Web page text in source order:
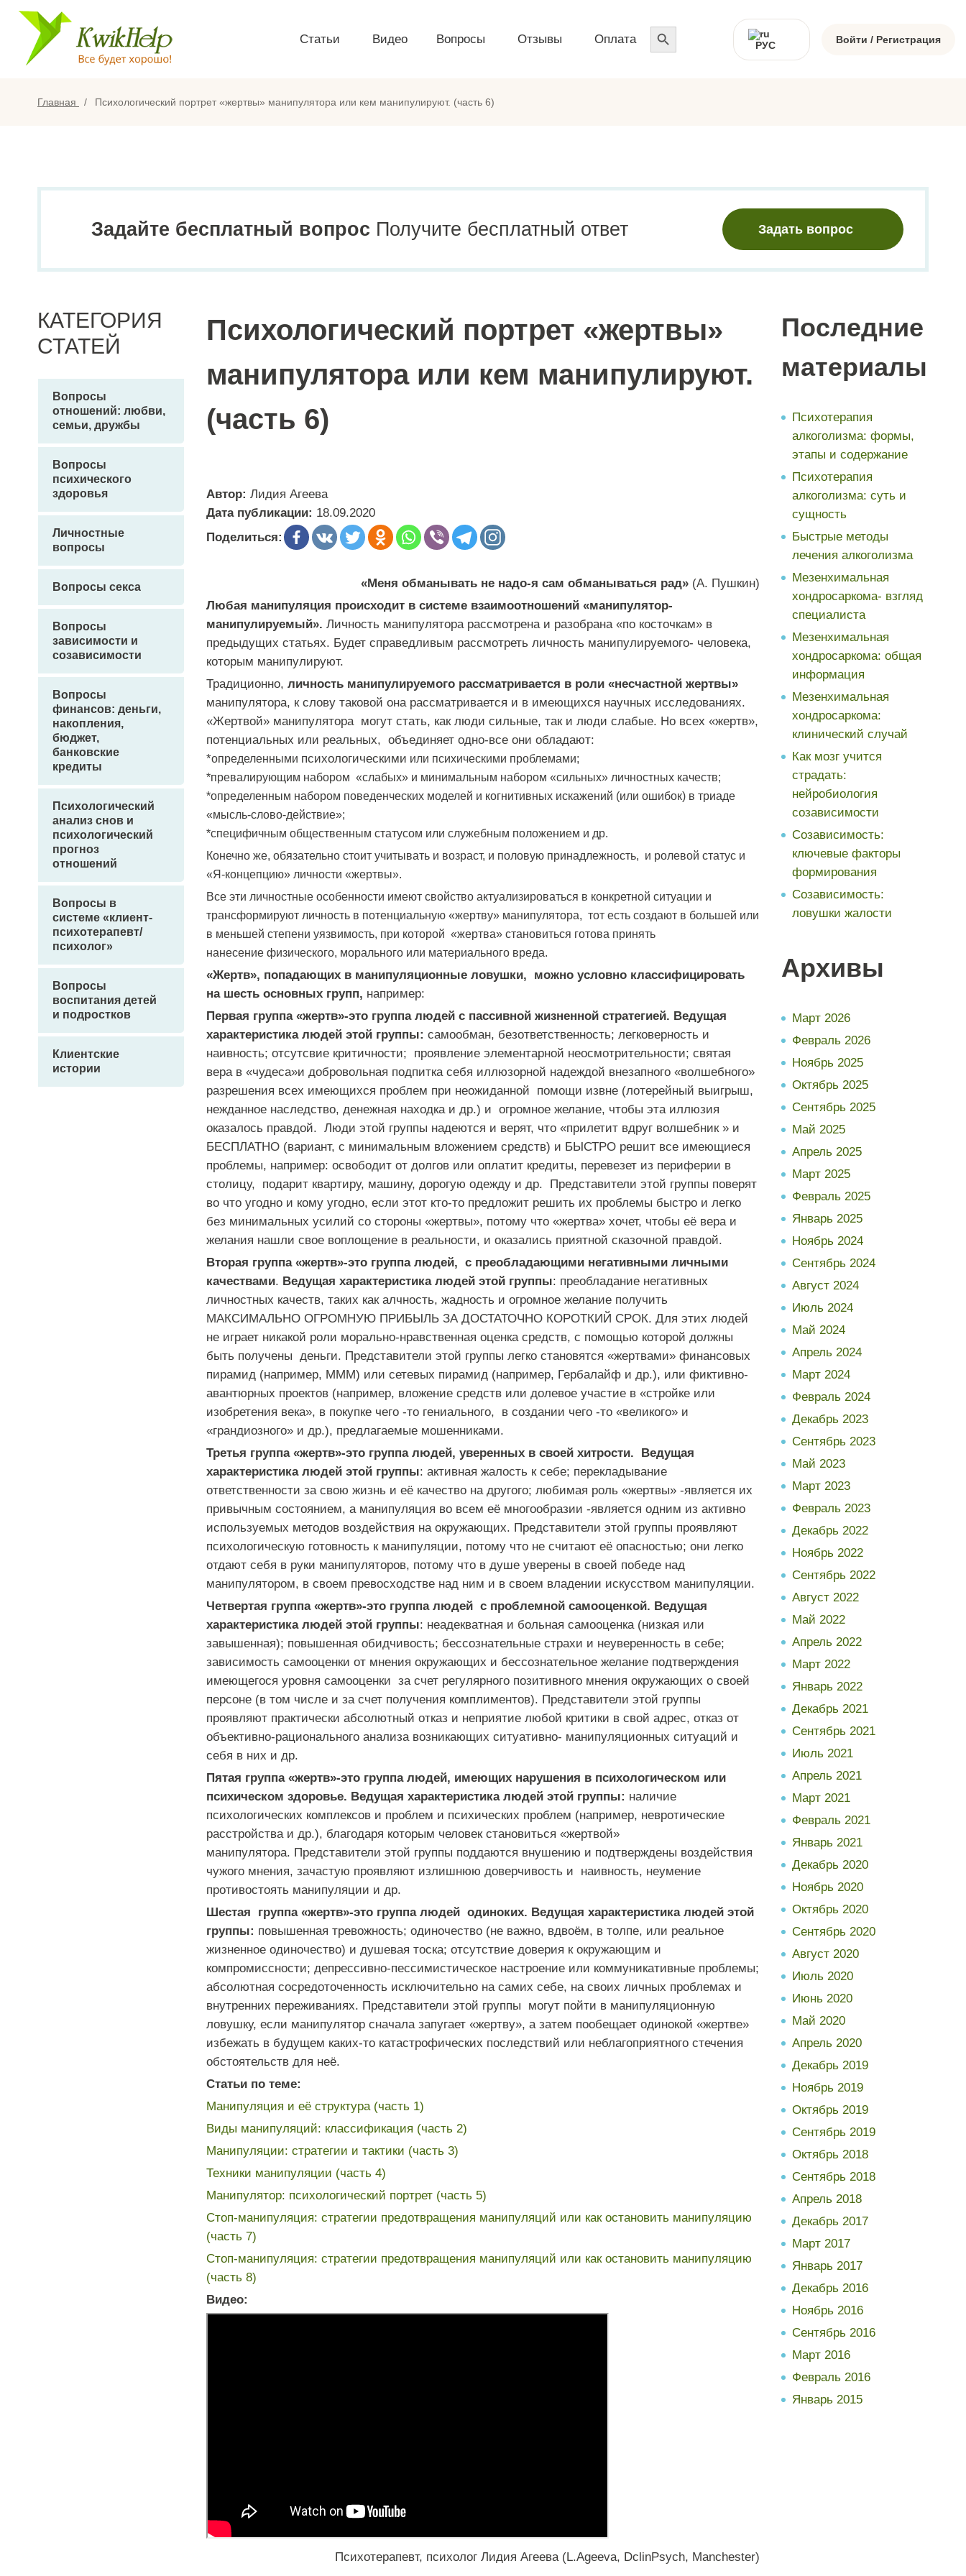
Статьи Видео Вопросы Отзывы Оплата
Search
for:
РУС
Войти / Регистрация
Главная Психологический портрет «жертвы» манипулятора или кем манипулируют. (часть 6)
Задайте бесплатный вопрос Получите бесплатный ответ Задать вопрос
КАТЕГОРИЯ
СТАТЕЙ
Вопросы
отношений: любви,
семьи, дружбы
Вопросы
психического
здоровья
Личностные
вопросы
Вопросы секса
Вопросы
зависимости и
созависимости
Вопросы
финансов: деньги,
накопления,
бюджет,
банковские
кредиты
Психологический
анализ снов и
психологический
прогноз
отношений
Вопросы в
системе «клиент-
психотерапевт/
психолог»
Вопросы
воспитания детей
и подростков
Клиентские
истории
Психологический портрет «жертвы»
манипулятора или кем манипулируют.
(часть 6)
Автор: Лидия Агеева
Дата публикации: 18.09.2020
Поделиться:
«Меня обманывать не надо-я сам обманываться рад» (А. Пушкин)
Любая манипуляция происходит в системе взаимоотношений «манипулятор-
манипулируемый». Личность манипулятора рассмотрена и разобрана «по косточкам» в
предыдущих статьях. Будет справедливым рассмотреть личность манипулируемого- человека,
которым манипулируют.
Традиционно, личность манипулируемого рассматривается в роли «несчастной жертвы»
манипулятора, к слову таковой она рассматривается и в имеющихся научных исследованиях.
«Жертвой» манипулятора могут стать, как люди сильные, так и люди слабые. Но всех «жертв»,
потенциальных или реальных, объединяет одно-все они обладают:
*определенными психологическими или психическими проблемами;
*превалирующим набором «слабых» и минимальным набором «сильных» личностных качеств;
*определенным набором поведенческих моделей и когнитивных искажений (или ошибок) в триаде
«мысль-слово-действие»;
*специфичным общественным статусом или служебным положением и др.
Конечно же, обязательно стоит учитывать и возраст, и половую принадлежность, и ролевой статус и
«Я-концепцию» личности «жертвы».
Все эти личностные особенности имеют свойство актуализироваться в конкретной ситуации и
трансформируют личность в потенциальную «жертву» манипулятора, тот есть создают в большей или
в меньшей степени уязвимость, при которой «жертва» становиться готова принять
нанесение физического, морального или материального вреда.
«Жертв», попадающих в манипуляционные ловушки, можно условно классифицировать
на шесть основных групп, например:
Первая группа «жертв»-это группа людей с пассивной жизненной стратегией. Ведущая
характеристика людей этой группы: самообман, безответственность; легковерность и
наивность; отсутсвие критичности; проявление элементарной неосмотрительности; святая
вера в «чудеса»и добровольная подпитка себя иллюзорной надеждой внезапного «волшебного»
разрешения всех имеющихся проблем при неожиданной помощи извне (лотерейный выигрыш,
нежданное наследство, денежная находка и др.) и огромное желание, чтобы эта иллюзия
оказалось правдой. Люди этой группы надеются и верят, что «прилетит вдруг волшебник » и
БЕСПЛАТНО (вариант, с минимальным вложением средств) и БЫСТРО решит все имеющиеся
проблемы, например: освободит от долгов или оплатит кредиты, перевезет из периферии в
столицу, подарит квартиру, машину, дорогую одежду и др. Представители этой группы поверят
во что угодно и кому угодно, если этот кто-то предложит решить их проблемы быстро и легко
без минимальных усилий со стороны «жертвы», потому что «жертва» хочет, чтобы её вера и
желания нашли свое воплощение в реальности, и оказались приятной сказочной правдой.
Вторая группа «жертв»-это группа людей, с преобладающими негативными личными
качествами. Ведущая характеристика людей этой группы: преобладание негативных
личностных качеств, таких как алчность, жадность и огромное желание получить
МАКСИМАЛЬНО ОГРОМНУЮ ПРИБЫЛЬ ЗА ДОСТАТОЧНО КОРОТКИЙ СРОК. Для этих людей
не играет никакой роли морально-нравственная оценка средств, с помощью которой должны
быть получены деньги. Представители этой группы легко становятся «жертвами» финансовых
пирамид (например, МММ) или сетевых пирамид (например, Гербалайф и др.), или фиктивно-
авантюрных проектов (например, вложение средств или долевое участие в «стройке или
изобретения века», в покупке чего -то гениального, в создании чего -то «великого» и
«грандиозного» и др.), предлагаемые мошенниками.
Третья группа «жертв»-это группа людей, уверенных в своей хитрости.
Ведущая
характеристика людей этой группы: активная жалость к себе; перекладывание
ответственности за свою жизнь и её качество на другого; любимая роль «жертвы» -является их
привычным состоянием, а манипуляция во всем её многообразии -является одним из активно
используемых методов воздействия на окружающих. Представители этой группы проявляют
психологическую готовность к манипуляции, потому что не считают её опасностью; они легко
отдают себя в руки манипуляторов, потому что в душе уверены в своей победе над
манипулятором, в своем превосходстве над ним и в своем владении искусством манипуляции.
Четвертая группа «жертв»-это группа людей с проблемной самооценкой. Ведущая
характеристика людей этой группы: неадекватная и больная самооценка (низкая или
завышенная); повышенная обидчивость; бессознательные страхи и неуверенность в себе;
зависимость самооценки от мнения окружающих и бессознательное желание подтверждения
имеющегося уровня самооценки за счет регулярного позитивного мнения окружающих о своей
персоне (в том числе и за счет получения комплиментов). Представители этой группы
проявляют практически абсолютный отказ и неприятие любой критики в свой адрес, отказ от
объективно-рационального анализа возникающих ситуативно- манипуляционных ситуаций и
себя в них и др.
Пятая группа «жертв»-это группа людей, имеющих нарушения в психологическом или
психическом здоровье. Ведущая характеристика людей этой группы: наличие
психологических комплексов и проблем и психических проблем (например, невротические
расстройства и др.), благодаря которым человек становиться «жертвой»
манипулятора. Представители этой группы поддаются внушению и подтверждены воздействия
чужого мнения, зачастую проявляют излишнюю доверчивость и наивность, неумение
противостоять манипуляции и др.
Шестая группа «жертв»-это группа людей одиноких. Ведущая характеристика людей этой
группы: повышенная тревожность; одиночество (не важно, вдвоём, в толпе, или реальное
жизненное одиночество) и душевая тоска; отсутствие доверия к окружающим и
компромиссности; депрессивно-пессимистическое настроение или коммуникативные проблемы;
абсолютная сосредоточенность исключительно на самих себе, на своих личных проблемах и
внутренних переживаниях. Представители этой группы могут пойти в манипуляционную
ловушку, если манипулятор сначала запугает «жертву», а затем пообещает одинокой «жертве»
избежать в будущем каких-то катастрофических последствий или неблагоприятного стечения
обстоятельств для неё.
Статьи по теме:
Манипуляция и её структура (часть 1)
Виды манипуляций: классификация (часть 2)
Манипуляции: стратегии и тактики (часть 3)
Техники манипуляции (часть 4)
Манипулятор: психологический портрет (часть 5)
Стоп-манипуляция: стратегии предотвращения манипуляций или как остановить манипуляцию
(часть 7)
Стоп-манипуляция: стратегии предотвращения манипуляций или как остановить манипуляцию
(часть 8)
Видео:
Психотерапевт, психолог Лидия Агеева(L.Ageeva, DclinPsych, Manchester)
Последние
материалы
Психотерапия
алкоголизма: формы,
этапы и содержание
Психотерапия
алкоголизма: суть и
сущность
Быстрые методы
лечения алкоголизма
Мезенхимальная
хондросаркома- взгляд
специалиста
Мезенхимальная
хондросаркома: общая
информация
Мезенхимальная
хондросаркома:
клинический случай
Как мозг учится
страдать:
нейробиология
созависимости
Созависимость:
ключевые факторы
формирования
Созависимость:
ловушки жалости
Архивы
Март 2026
Февраль 2026
Ноябрь 2025
Октябрь 2025
Сентябрь 2025
Май 2025
Апрель 2025
Март 2025
Февраль 2025
Январь 2025
Ноябрь 2024
Сентябрь 2024
Август 2024
Июль 2024
Май 2024
Апрель 2024
Март 2024
Февраль 2024
Декабрь 2023
Сентябрь 2023
Май 2023
Март 2023
Февраль 2023
Декабрь 2022
Ноябрь 2022
Сентябрь 2022
Август 2022
Май 2022
Апрель 2022
Март 2022
Январь 2022
Декабрь 2021
Сентябрь 2021
Июль 2021
Апрель 2021
Март 2021
Февраль 2021
Январь 2021
Декабрь 2020
Ноябрь 2020
Октябрь 2020
Сентябрь 2020
Август 2020
Июль 2020
Июнь 2020
Май 2020
Апрель 2020
Декабрь 2019
Ноябрь 2019
Октябрь 2019
Сентябрь 2019
Октябрь 2018
Сентябрь 2018
Апрель 2018
Декабрь 2017
Март 2017
Январь 2017
Декабрь 2016
Ноябрь 2016
Сентябрь 2016
Март 2016
Февраль 2016
Январь 2015